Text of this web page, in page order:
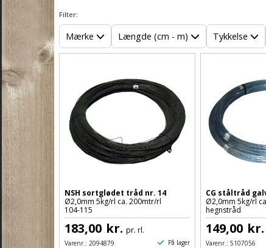
Filter:
Mærke Længde (cm - m) Tykkelse
NSH sortglødet tråd nr. 14
Ø2,0mm 5kg/rl ca. 200mtr/rl
104-115
183,00 kr. pr. rl.
Varenr.: 2094879 På lager
CG ståltråd
Ø2,0mm 5kg/rl
hegnstråd
149,00 kr.
Varenr.: 5107056